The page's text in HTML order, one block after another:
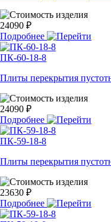
24090 ₽
Подробнее
ПК-60-18-8
Плиты перекрытия
24090 ₽
Подробнее
ПК-59-18-8
Плиты перекрытия
23630 ₽
Подробнее